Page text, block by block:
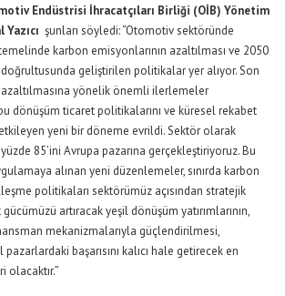
Endüstrisi İhracatçıları Birliği (OİB) Yönetim
şunları söyledi: “Otomotiv sektöründe
karbon emisyonlarının azaltılması ve 2050
geliştirilen politikalar yer alıyor. Son
yönelik önemli ilerlemeler
dönüşüm ticaret politikalarını ve küresel rekabet
yeni bir döneme evrildi. Sektör olarak
yüzde 85’ini Avrupa pazarına gerçekleştiriyoruz. Bu
alınan yeni düzenlemeler, sınırda karbon
politikaları sektörümüz açısından stratejik
artıracak yeşil dönüşüm yatırımlarının,
mekanizmalarıyla güçlendirilmesi,
başarısını kalıcı hale getirecek en
olacaktır.”